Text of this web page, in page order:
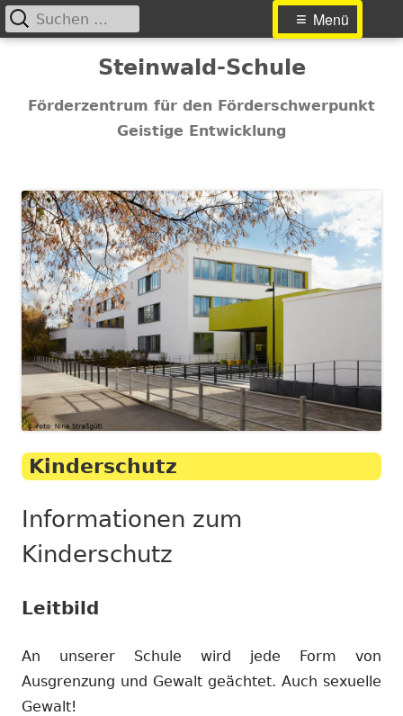
Inhalt
Steinwald-Schule
Förderzentrum für den Förderschwerpunkt
Geistige Entwicklung
Primäres
Menü
Suchen
nach:
Kinderschutz
Informationen zum
Kinderschutz
Leitbild
An unserer Schule wird jede Form von
Ausgrenzung und Gewalt geächtet. Auch sexuelle
Gewalt!